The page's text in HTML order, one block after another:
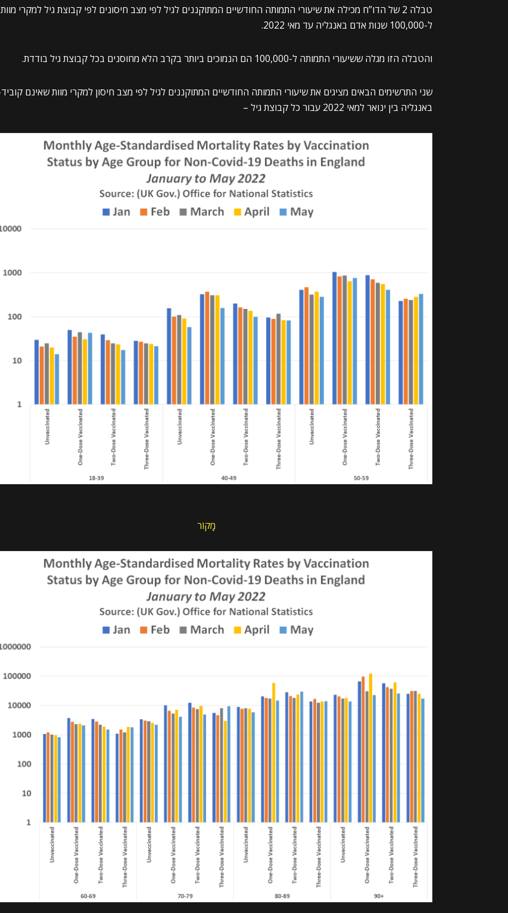
טבלה 2 של הדו”ח מכילה את שיעורי התמותה החודשיים המתוקננים לגיל לפי מצב חיסונים לפי קבוצת גיל למקרי מוות
ל-100,000 שנות אדם באנגליה עד מאי 2022.
והטבלה הזו מגלה ששיעורי התמותה ל-100,000 הם הנמוכים ביותר בקרב הלא מחוסנים בכל קבוצת גיל בודדת.
באנגליה בין ינואר למאי 2022 עבור כל קבוצת גיל –
מָקוֹר